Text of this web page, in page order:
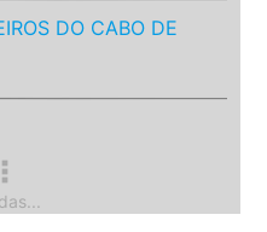
DO CABO DE